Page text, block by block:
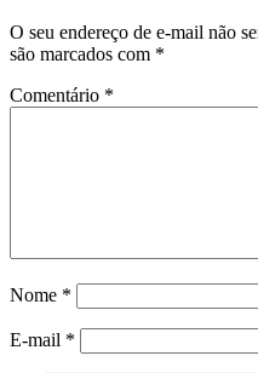
O seu endereço de e-mail não
são marcados com *
Comentário *
Nome *
E-mail *